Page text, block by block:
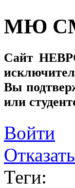
МЮ
Сайт
Вы
или
Войти
Теги: